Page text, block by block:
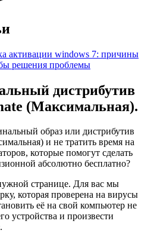
активации windows 7: причины
решения проблемы
дистрибутив
(Максимальная).
образ или дистрибутив
и не тратить время на
которые помогут сделать
абсолютно бесплатно?
странице. Для вас мы
которая проверена на вирусы
её на свой компьютер не
устройства и произвести